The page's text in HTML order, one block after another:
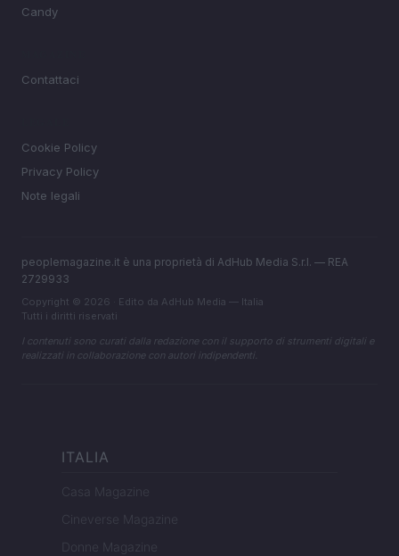
Candy
Contattaci
Cookie Policy
Privacy Policy
Note legali
peoplemagazine.it è una proprietà di AdHub Media S.r.l. — REA
2729933
Copyright © 2026 · Edito da AdHub Media — Italia
Tutti i diritti riservati
I contenuti sono curati dalla redazione con il supporto di strumenti digitali e
realizzati in collaborazione con autori indipendenti.
ITALIA
Casa Magazine
Cineverse Magazine
Donne Magazine